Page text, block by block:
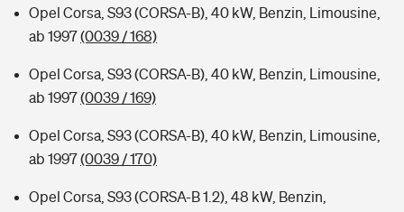
Opel Corsa, S93 (CORSA-B), 40 kW, Benzin, Limousine,
ab 1997(0039 / 168)
Opel Corsa, S93 (CORSA-B), 40 kW, Benzin, Limousine,
ab 1997(0039 / 169)
Opel Corsa, S93 (CORSA-B), 40 kW, Benzin, Limousine,
ab 1997(0039 / 170)
Opel Corsa, S93 (CORSA-B 1.2), 48 kW, Benzin,